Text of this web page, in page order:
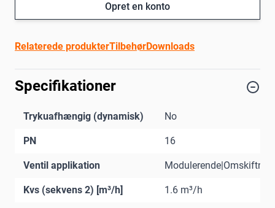
Opret en konto
Relaterede produkterTilbehørDownloads
Specifikationer
Trykuafhængig (dynamisk) No
PN 16
Ventil applikation
Kvs (sekvens 2) [m³/h] 1.6 m³/h